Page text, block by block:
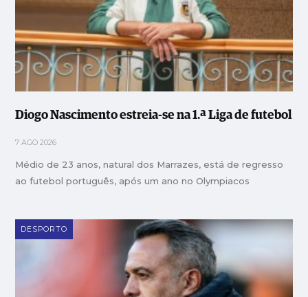
Diogo Nascimento estreia-se na 1.ª Liga de futebol
7 AGO 2026
Médio de 23 anos, natural dos Marrazes, está de regresso
ao futebol português, após um ano no Olympiacos
DESPORTO